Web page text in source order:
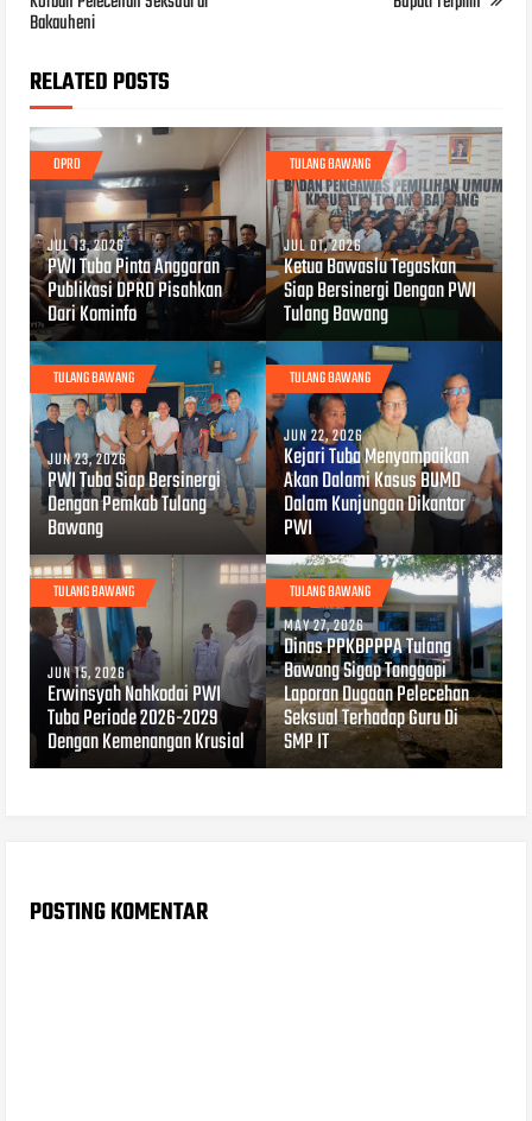
Bakauheni
RELATED POSTS
DPRD
JUL 13, 2026
PWI Tuba Pinta Anggaran
Publikasi DPRD Pisahkan
Dari Kominfo
TULANG BAWANG
JUL 01, 2026
Ketua Bawaslu Tegaskan
Siap Bersinergi Dengan PWI
Tulang Bawang
TULANG BAWANG
JUN 23, 2026
PWI Tuba Siap Bersinergi
Dengan Pemkab Tulang
Bawang
TULANG BAWANG
JUN 22, 2026
Kejari Tuba Menyampaikan
Akan Dalami Kasus BUMD
Dalam Kunjungan Dikantor
PWI
TULANG BAWANG
JUN 15, 2026
Erwinsyah Nahkodai PWI
Tuba Periode 2026-2029
Dengan Kemenangan Krusial
TULANG BAWANG
MAY 27, 2026
Dinas PPKBPPPA Tulang
Bawang Sigap Tanggapi
Laporan Dugaan Pelecehan
Seksual Terhadap Guru Di
SMP IT
POSTING KOMENTAR